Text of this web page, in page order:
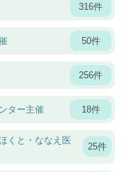
316件
50件
256件
ター主催 18件
くと・ななえ医
25件